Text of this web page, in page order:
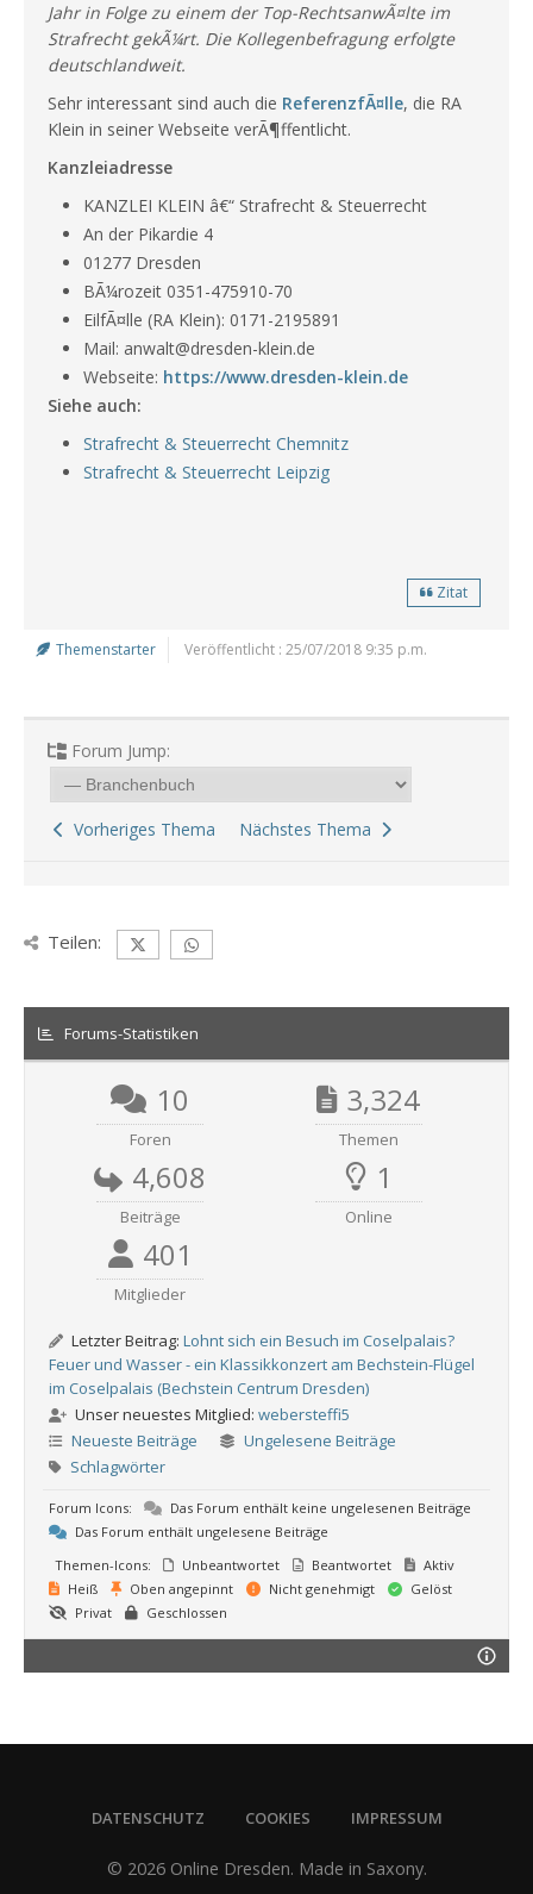
Jahr in Folge zu einem der Top-RechtsanwÃ¤lte im
Strafrecht gekÃ¼rt. Die Kollegenbefragung erfolgte
deutschlandweit.
Sehr interessant sind auch die ReferenzfÃ¤lle, die RA
Klein in seiner Webseite verÃ¶ffentlicht.
Kanzleiadresse
KANZLEI KLEIN â€“ Strafrecht & Steuerrecht
An der Pikardie 4
01277 Dresden
BÃ¼rozeit 0351-475910-70
EilfÃ¤lle (RA Klein): 0171-2195891
Mail: anwalt@dresden-klein.de
Webseite: https://www.dresden-klein.de
Siehe auch:
Strafrecht & Steuerrecht Chemnitz
Strafrecht & Steuerrecht Leipzig
Zitat
Themenstarter Veröffentlicht : 25/07/2018 9:35 p.m.
Forum Jump:
Vorheriges Thema Nächstes Thema
Teilen:
Forums-Statistiken
10
Foren
3,324
Themen
4,608
Beiträge
1
Online
401
Mitglieder
Letzter Beitrag: Lohnt sich ein Besuch im Coselpalais?
Feuer und Wasser - ein Klassikkonzert am Bechstein-Flügel
im Coselpalais (Bechstein Centrum Dresden)
Unser neuestes Mitglied: webersteffi5
Neueste Beiträge
Ungelesene Beiträge
Schlagwörter
Forum Icons:
Das Forum enthält keine ungelesenen Beiträge
Das Forum enthält ungelesene Beiträge
Themen-Icons:
Unbeantwortet Beantwortet
Aktiv
Heiß
Oben angepinnt Nicht genehmigt
Gelöst
Privat
Geschlossen
DATENSCHUTZ COOKIES IMPRESSUM
© 2026 Online Dresden. Made in Saxony.